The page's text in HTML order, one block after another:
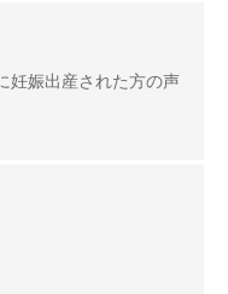
妊娠出産された方の声